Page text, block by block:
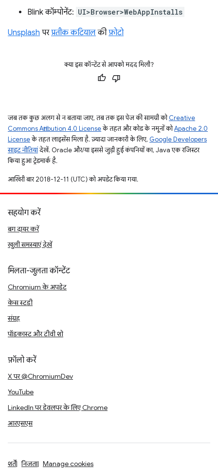
Blink कॉम्पोनेंट: UI>Browser>WebAppInstalls
Unsplash परप्रतीक कटियालकीफ़ोटो
क्या इस कॉन्टेंट से आपको मदद मिली?
जब तक कुछ अलग से न बताया जाए, तब तक इस पेज की सामग्री कोCreative
Commons Attribution 4.0 Licenseके तहत और कोड के नमूनों कोApache 2.0
Licenseके तहत लाइसेंस मिला है. ज़्यादा जानकारी के लिए, Google Developers
साइट नीतियांदेखें. Oracle और/या इससे जुड़ी हुई कंपनियों का, Java एक रजिस्टर
किया हुआ ट्रेडमार्क है.
आखिरी बार 2018-12-11 (UTC) को अपडेट किया गया.
सहयोग करें
बग दायर करें
खुली समस्याएं देखें
मिलता-जुलता कॉन्टेंट
Chromium के अपडेट
केस स्टडी
संग्रह
पॉडकास्ट और टीवी शो
फ़ॉलो करें
X पर @ChromiumDev
YouTube
LinkedIn पर डेवलपर के लिए Chrome
आरएसएस
शर्तें निजता Manage cookies